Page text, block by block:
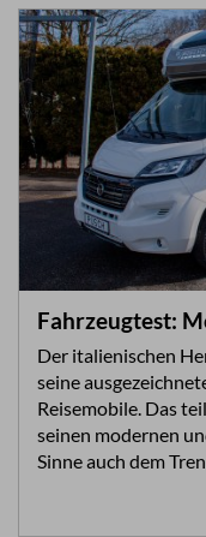
Fahrzeugtest:
Der italienischen
seine
Reisemobile. Das
seinen modernen
Sinne auch dem